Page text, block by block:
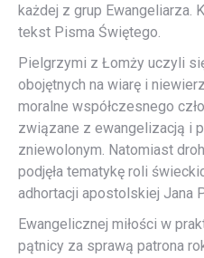
każdej z grup Ewangeliarza.
tekst Pisma Świętego.
Pielgrzymi z Łomży uczyli
obojętnych na wiarę i
moralne współczesnego
związane z ewangelizacją i
zniewolonym. Natomiast
podjęła tematykę roli
adhortacji apostolskiej Jana
Ewangelicznej miłości w
pątnicy za sprawą patrona